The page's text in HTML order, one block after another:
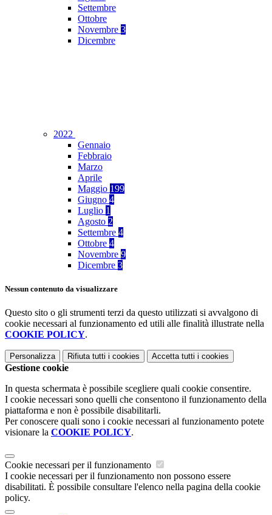
Settembre
Ottobre
Novembre 3
Dicembre
2022
Gennaio
Febbraio
Marzo
Aprile
Maggio 199
Giugno 4
Luglio 1
Agosto 2
Settembre 4
Ottobre 4
Novembre 9
Dicembre 3
Nessun contenuto da visualizzare
Questo sito o gli strumenti terzi da questo utilizzati si avvalgono di
cookie necessari al funzionamento ed utili alle finalità illustrate nella
COOKIE POLICY.
Personalizza Rifiuta tutti i cookies Accetta tutti i cookies
Gestione cookie
In questa schermata è possibile scegliere quali cookie consentire.
I cookie necessari sono quelli che consentono il funzionamento della
piattaforma e non è possibile disabilitarli.
Per conoscere quali sono i cookie necessari al funzionamento potete
visionare la COOKIE POLICY.
Cookie necessari per il funzionamento
I cookie necessari per il funzionamento non possono essere
disabilitati. È possibile consultare l'elenco nella pagina della cookie
policy.